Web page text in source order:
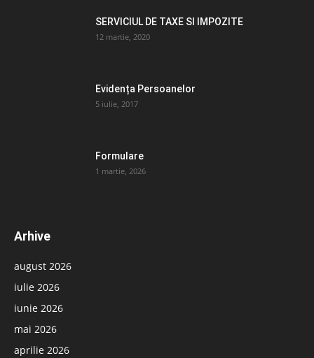
SERVICIUL DE TAXE SI IMPOZITE
12 martie, 2020
Evidența Persoanelor
5 iulie, 2017
Formulare
1 martie, 2026
Arhive
august 2026
iulie 2026
iunie 2026
mai 2026
aprilie 2026